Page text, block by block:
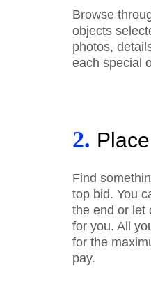
Browse
objects
photos,
each special
2.
Find
top bid. You
the end or let
for you. All
for the
pay.